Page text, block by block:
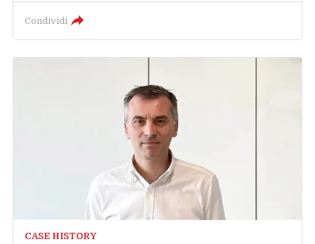
Condividi
CASE HISTORY